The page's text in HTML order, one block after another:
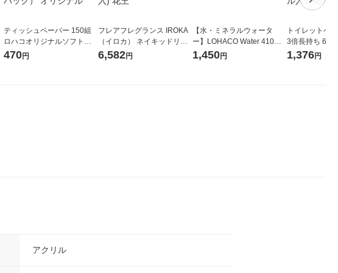
ティッシュペーパー 150組
ロハコオリジナルソフトパ
ックティッシュ フィオナ オ
470円
フレアフレグランス IROKA
（イロカ） ネイキッドリリ
ーの香り 柔軟剤 詰め替え 超
6,582円
【水・ミネラルウォータ
ー】LOHACO Water 410ml
1箱（20本入）ラベルレス
1,450円
トイレットペ
3倍長持ち 6ロール
紙配合 スコッ
1,376円
アクリル